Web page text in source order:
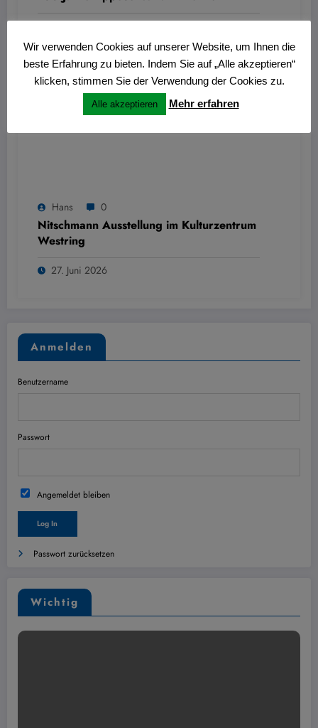
27. Juni 2026
Hans 0
Nitschmann Ausstellung im Kulturzentrum
Westring
27. Juni 2026
Anmelden
Benutzername
Passwort
Angemeldet bleiben
Passwort zurücksetzen
Wichtig
Wir verwenden Cookies auf unserer Website, um Ihnen die
beste Erfahrung zu bieten. Indem Sie auf „Alle akzeptieren“
klicken, stimmen Sie der Verwendung der Cookies zu.
Alle akzeptieren Mehr erfahren